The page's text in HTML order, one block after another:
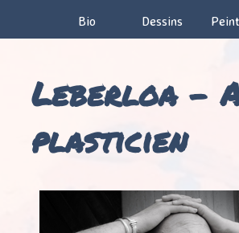
Bio Dessins
Leberloa –
plasticien